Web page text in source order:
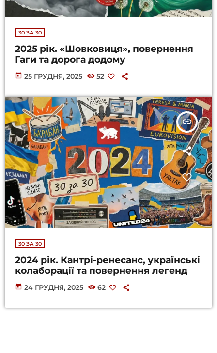
30 ЗА 30
2025 рік. «Шовковиця», повернення
Гаги та дорога додому
today 25 ГРУДНЯ, 2025 52
insert_link
30 ЗА 30
2024 рік. Кантрі-ренесанс, українські
колаборації та повернення легенд
today 24 ГРУДНЯ, 2025 62